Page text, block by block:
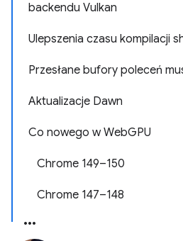
backendu Vulkan
Ulepszenia czasu kompilacji
Przesłane bufory poleceń
Aktualizacje Dawn
Co nowego w WebGPU
Chrome 149–150
Chrome 147–148